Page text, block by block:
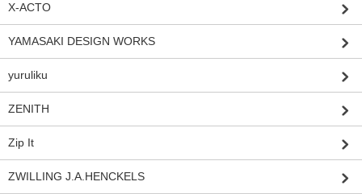
X-ACTO
YAMASAKI DESIGN WORKS
yuruliku
ZENITH
Zip It
ZWILLING J.A.HENCKELS